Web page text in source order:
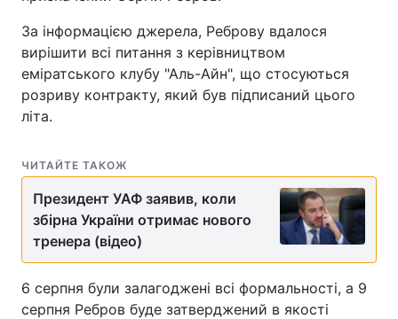
За інформацією джерела, Реброву вдалося
вирішити всі питання з керівництвом
еміратського клубу "Аль-Айн", що стосуються
розриву контракту, який був підписаний цього
літа.
ЧИТАЙТЕ ТАКОЖ
Президент УАФ заявив, коли
збірна України отримає нового
тренера (відео)
6 серпня були залагоджені всі формальності, а 9
серпня Ребров буде затверджений в якості